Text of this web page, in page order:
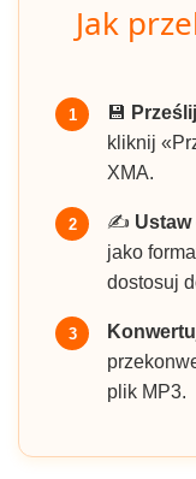
Jak
1 💾
kliknij
XMA.
2 ✍️
jako
dostosuj
3
plik MP3.